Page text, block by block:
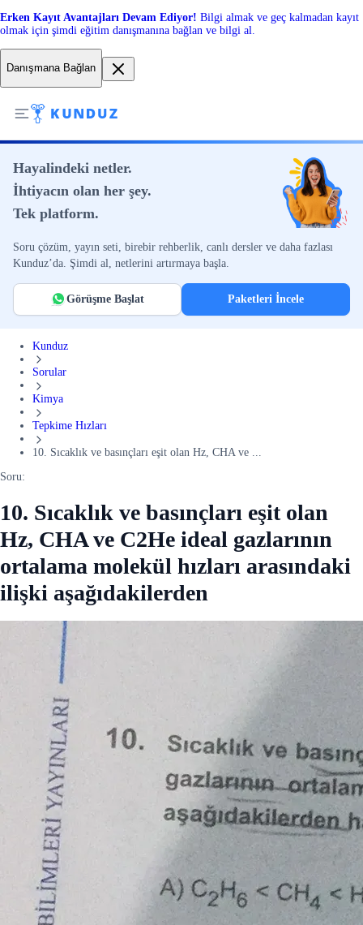
Erken Kayıt Avantajları Devam Ediyor! Bilgi almak ve geç kalmadan kayıt
olmak için şimdi eğitim danışmanına bağlan ve bilgi al.
Danışmana Bağlan
Hayalindeki netler.
İhtiyacın olan her şey.
Tek platform.
Soru çözüm, yayın seti, birebir rehberlik, canlı dersler ve daha fazlası
Kunduz’da. Şimdi al, netlerini artırmaya başla.
Görüşme Başlat Paketleri İncele
Kunduz
Sorular
Kimya
Tepkime Hızları
10. Sıcaklık ve basınçları eşit olan Hz, CHA ve ...
Soru:
10. Sıcaklık ve basınçları eşit olan
Hz, CHA ve C2He ideal gazlarının
ortalama molekül hızları arasındaki
ilişki aşağıdakilerden